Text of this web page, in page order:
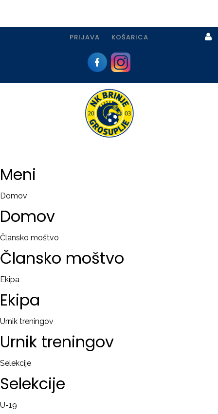
PRIJAVA KOŠARICA
Meni
Domov
Domov
Člansko moštvo
Člansko moštvo
Ekipa
Ekipa
Urnik treningov
Urnik treningov
Selekcije
Selekcije
U-19
Prijava
Registracija
Remember
/